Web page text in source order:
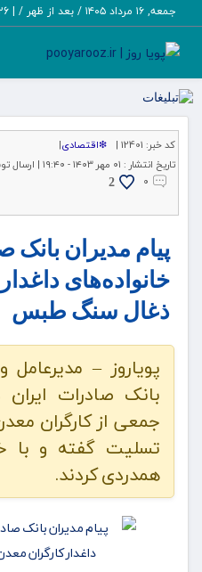
جمعه, ۱۶ مرداد ۱۴۰۵ / بعد از ظهر / |
07
کد خبر: 12401 | ❇اقتصادی|
تاریخ انتشار : ۰۱ مهر ۱۴۰۳ - ۱۹:۴۰ | ارسال
۰
2
پیام مدیران بانک
خانواده‌های
ذغال سنگ طبس
پویاروز –
بانک صادرات
جمعی از کارگران
تسلیت گفته و با
همدردی کردند.